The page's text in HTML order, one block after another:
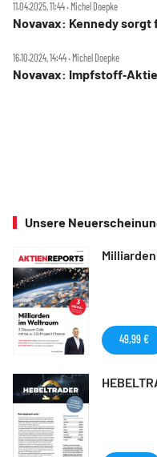
11.04.2025, 11:44 ‧ Michel Doepke
Novavax: Kennedy sorgt
16.10.2024, 14:44 ‧ Michel Doepke
Novavax:
Unsere
49,99 €